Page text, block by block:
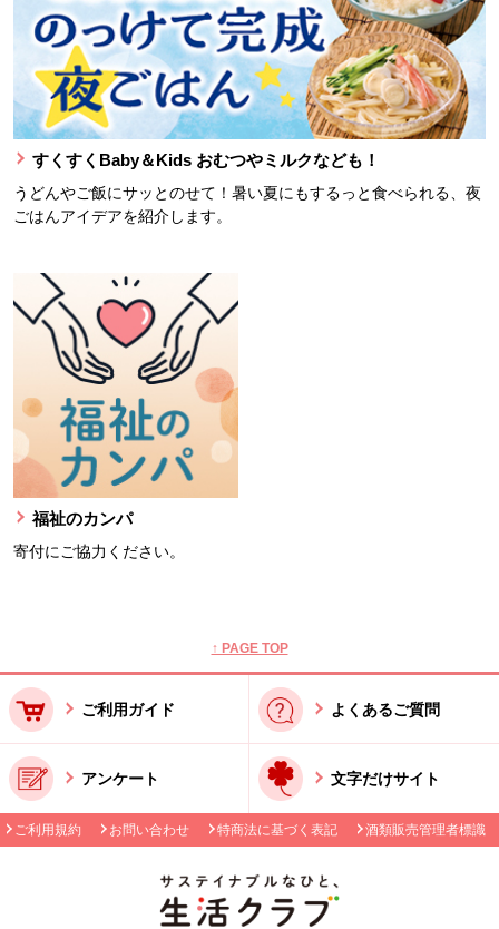
すくすくBaby＆Kids おむつやミルクなども！
うどんやご飯にサッとのせて！暑い夏にもするっと食べられる、夜
ごはんアイデアを紹介します。
福祉のカンパ
寄付にご協力ください。
↑ PAGE TOP
ご利用ガイド よくあるご質問
アンケート 文字だけサイト
ご利用規約 お問い合わせ 特商法に基づく表記 酒類販売管理者標識